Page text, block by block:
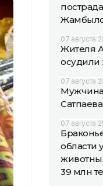
07 августа
Жителя
осудили
07 августа
Мужчина
07 августа
области
39 млн